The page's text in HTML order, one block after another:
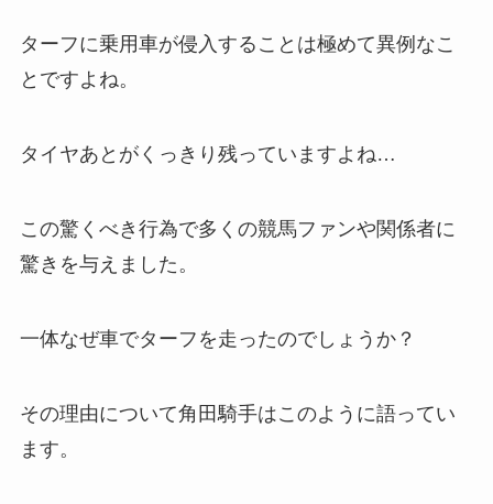
ターフに乗用車が侵入することは極めて異例なこ
とですよね。
タイヤあとがくっきり残っていますよね…
この驚くべき行為で多くの競馬ファンや関係者に
驚きを与えました。
一体なぜ車でターフを走ったのでしょうか？
その理由について角田騎手はこのように語ってい
ます。